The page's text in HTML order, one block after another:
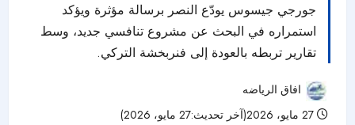
جورجي جيسوس يودّع النصر برسالة مؤثرة ويؤكد
استمراره في البحث عن مشروع تنافسي جديد، وسط
تقارير تربطه بالعودة إلى فنربخشة التركي.
افاق الرياضه
27 مايو، 2026(آخر تحديث:27 مايو، 2026)